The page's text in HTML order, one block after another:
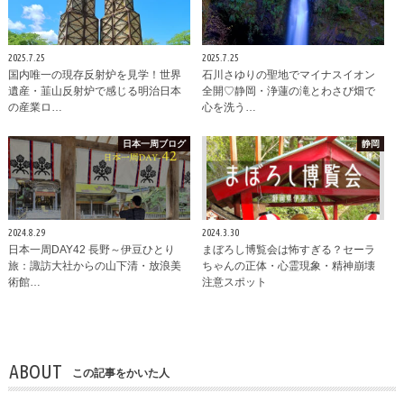
2025.7.25
国内唯一の現存反射炉を見学！世界
遺産・韮山反射炉で感じる明治日本
の産業ロ…
2025.7.25
石川さゆりの聖地でマイナスイオン
全開♡静岡・浄蓮の滝とわさび畑で
心を洗う…
日本一周ブログ
2024.8.29
日本一周DAY42 長野～伊豆ひとり
旅：諏訪大社からの山下清・放浪美
術館…
静岡
2024.3.30
まぼろし博覧会は怖すぎる？セーラ
ちゃんの正体・心霊現象・精神崩壊
注意スポット
ABOUT この記事をかいた人